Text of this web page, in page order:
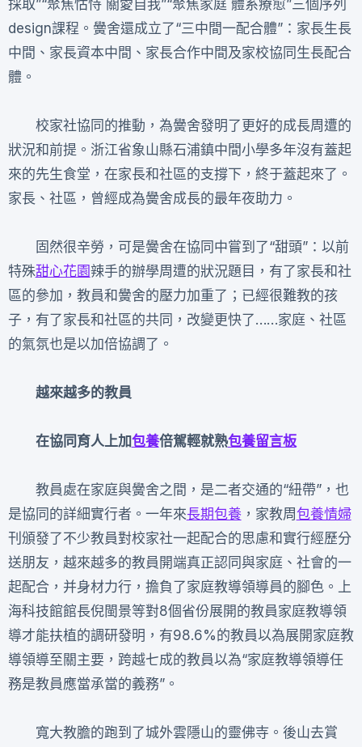
採取”“聚焦怙恃 關愛自我”“聚焦家庭 體系療愈”三個序列
design課程。黌舍還成立了“三中間一配合體”：家長生長
中間、家長資本中間、家長合作中間及家校協同生長配合
體。
校家社協同的推動，為黌舍發明了更好的成長周遭的
狀況和前提。浙江省象山縣石浦鎮中間小學多年沒有蓋起
來的先生食堂，在家長和社區的支撐下，終于蓋起來了。
家長、社區，曾經成為黌舍成長的最年夜助力。
固然很辛勞，可是黌舍在協同中嘗到了“甜頭”：以前
特殊甜心花園辣手的辦學周遭的狀況題目，有了家長和社
區的參加，教員和黌舍的壓力加重了；已經很難教的孩
子，有了家長和社區的共同，改變更快了……家庭、社區
的氣氛也是以加倍協調了。
越來越多的教員
在協同育人上加包養倍駕輕就熟包養留言板
教員處在家庭與黌舍之間，是二者交通的“紐帶”，也
是協同的詳細實行者。一年來長期包養，家教周包養情婦
刊頒發了不少教員對校家社一起配合的思慮和實行經歷分
送朋友，越來越多的教員開端真正認同與家庭、社會的一
起配合，并身材力行，擔負了家庭教導領導員的腳色。上
海科技館館長倪閩景等對8個省份展開的教員家庭教導領
導才能扶植的調研發明，有98.6%的教員以為展開家庭教
導領導至關主要，跨越七成的教員以為“家庭教導領導任
務是教員應當承當的義務”。
寬大教膽的跑到了城外雲隱山的靈佛寺。後山去賞